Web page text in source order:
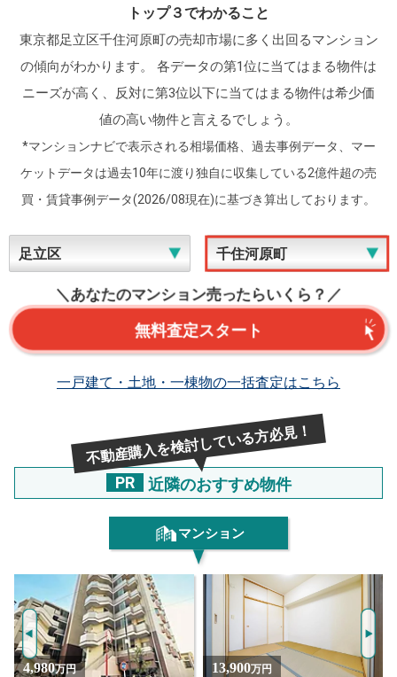
トップ３でわかること
東京都足立区千住河原町の売却市場に多く出回るマンション
の傾向がわかります。
各データの第1位に当てはまる物件は
ニーズが高く、反対に第3位以下に当てはまる物件は希少価
値の高い物件と言えるでしょう。
*マンションナビで表示される相場価格、過去事例データ、マー
ケットデータは過去10年に渡り独自に収集している2億件超の売
買・賃貸事例データ(2026/08現在)に基づき算出しております。
＼あなたのマンション売ったらいくら？／
無料査定スタート
一戸建て・土地・一棟物の一括査定はこちら
不動産購入を検討している方必見！
PR 近隣のおすすめ物件
マンション
13,900万円 2,380万円